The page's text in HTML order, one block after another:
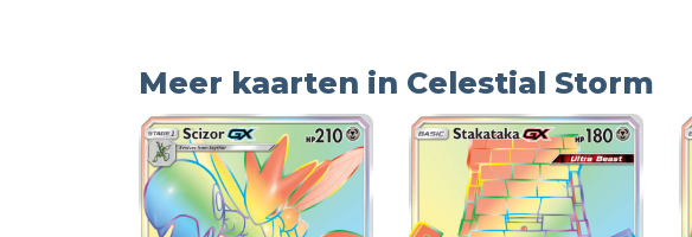
Meer kaarten in Celestial Storm